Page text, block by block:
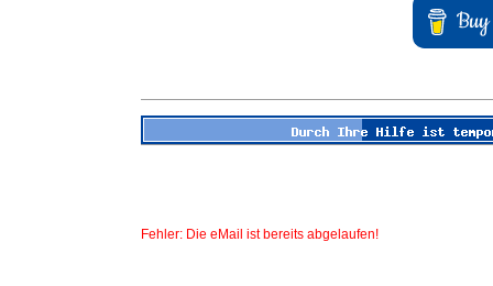
Fehler: Die eMail ist bereits abgelaufen!